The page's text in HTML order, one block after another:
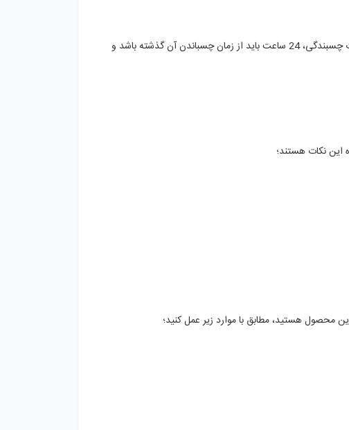
به طور معمول زمان خشک شدن چسب فولاد دو قلو زیپر حداقل 2 دقیقه در حالت فشرده است. برای دستیابی به حداکثر قدرت چسبندگی، 24 ساعت باید از زمان چسباندن آن گذشته باشد و
این نکات هستند؛
محصول هستید، مطابق با موارد زیر عمل کنید؛